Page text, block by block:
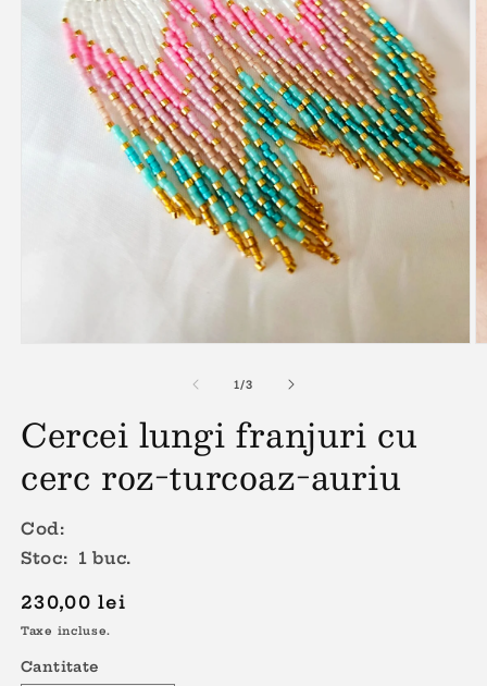
o
fereastră
1/din
3
Cercei lungi franjuri cu
cerc roz-turcoaz-auriu
Cod:
Stoc: 1 buc.
Preț
obișnuit
230,00 lei
Taxe incluse.
Cantitate